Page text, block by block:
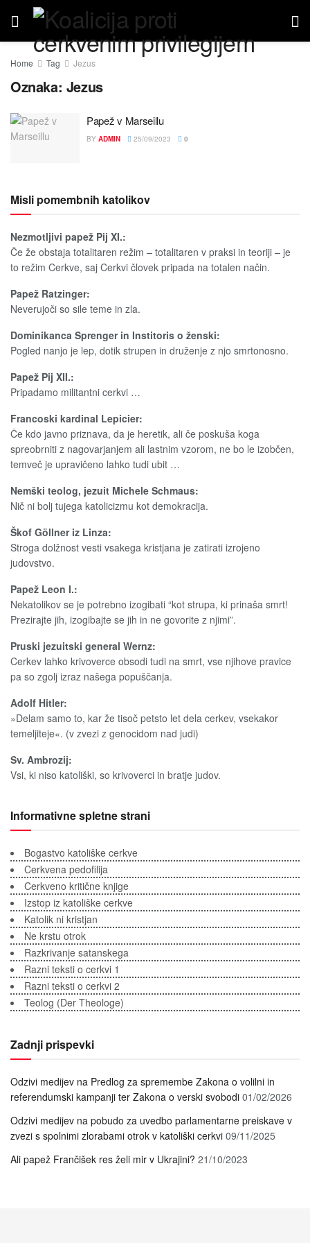
Home Tag Jezus
Oznaka: Jezus
Papež v Marseillu
BY ADMIN 25/09/2023 0
Misli pomembnih katolikov
Nezmotljivi papež Pij XI.:
Če že obstaja totalitaren režim – totalitaren v praksi in teoriji – je
to režim Cerkve, saj Cerkvi človek pripada na totalen način.
Papež Ratzinger:
Neverujoči so sile teme in zla.
Dominikanca Sprenger in Institoris o ženski:
Pogled nanjo je lep, dotik strupen in druženje z njo smrtonosno.
Papež Pij XII.:
Pripadamo militantni cerkvi …
Francoski kardinal Lepicier:
Če kdo javno priznava, da je heretik, ali če poskuša koga
spreobrniti z nagovarjanjem ali lastnim vzorom, ne bo le izobčen,
temveč je upravičeno lahko tudi ubit …
Nemški teolog, jezuit Michele Schmaus:
Nič ni bolj tujega katolicizmu kot demokracija.
Škof Göllner iz Linza:
Stroga dolžnost vesti vsakega kristjana je zatirati izrojeno
judovstvo.
Papež Leon I.:
Nekatolikov se je potrebno izogibati “kot strupa, ki prinaša smrt!
Prezirajte jih, izogibajte se jih in ne govorite z njimi”.
Pruski jezuitski general Wernz:
Cerkev lahko krivoverce obsodi tudi na smrt, vse njihove pravice
pa so zgolj izraz našega popuščanja.
Adolf Hitler:
»Delam samo to, kar že tisoč petsto let dela cerkev, vsekakor
temeljiteje«. (v zvezi z genocidom nad judi)
Sv. Ambrozij:
Vsi, ki niso katoliški, so krivoverci in bratje judov.
Informativne spletne strani
Bogastvo katoliške cerkve
Cerkvena pedofilija
Cerkveno kritične knjige
Izstop iz katoliške cerkve
Katolik ni kristjan
Ne krstu otrok
Razkrivanje satanskega
Razni teksti o cerkvi 1
Razni teksti o cerkvi 2
Teolog (Der Theologe)
Zadnji prispevki
Odzivi medijev na Predlog za spremembe Zakona o volilni in
referendumski kampanji ter Zakona o verski svobodi 01/02/2026
Odzivi medijev na pobudo za uvedbo parlamentarne preiskave v
zvezi s spolnimi zlorabami otrok v katoliški cerkvi 09/11/2025
Ali papež Frančišek res želi mir v Ukrajini? 21/10/2023